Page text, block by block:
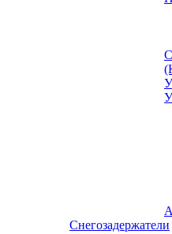
Снегозадержатели